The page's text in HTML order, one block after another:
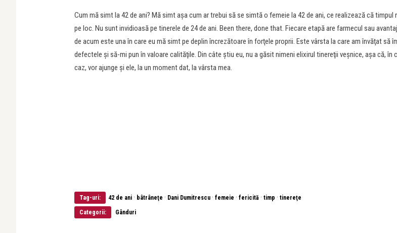
Cum mă simt la 42 de ani? Mă simt aşa cum ar trebui să se simtă o femeie la 42 de ani, ce realizează că timpul
pe loc. Nu sunt invidioasă pe tinerele de 24 de ani. Been there, done that. Fiecare etapă are farmecul sau
de acum este una în care eu mă simt pe deplin încrezătoare în forţele proprii. Este vârsta la care am învăţat să
defectele şi să-mi pun în valoare calităţile. Din câte ştiu eu, nu a găsit nimeni elixirul tinereţii veşnice, așa că, în
caz, vor ajunge și ele, la un moment dat, la vârsta mea.
Tag-uri: 42 de ani · bâtrâneţe · Dani Dumitrescu · femeie · fericită · timp · tinereţe
Categorii: Gânduri